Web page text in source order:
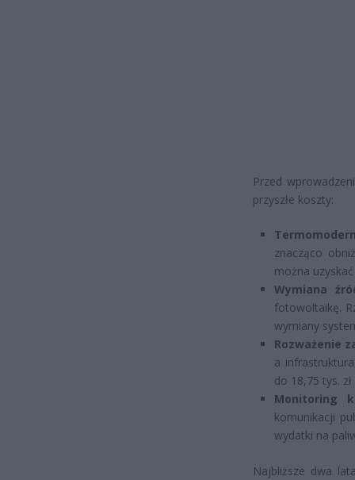
Przed
przyszłe koszty:
znacząco
można
Wymiana
fotowoltaikę.
wymiany
Rozważenie
a
do 18,75 tys.
Monitoring
komunikacji
wydatki na
Najbliższe dwa